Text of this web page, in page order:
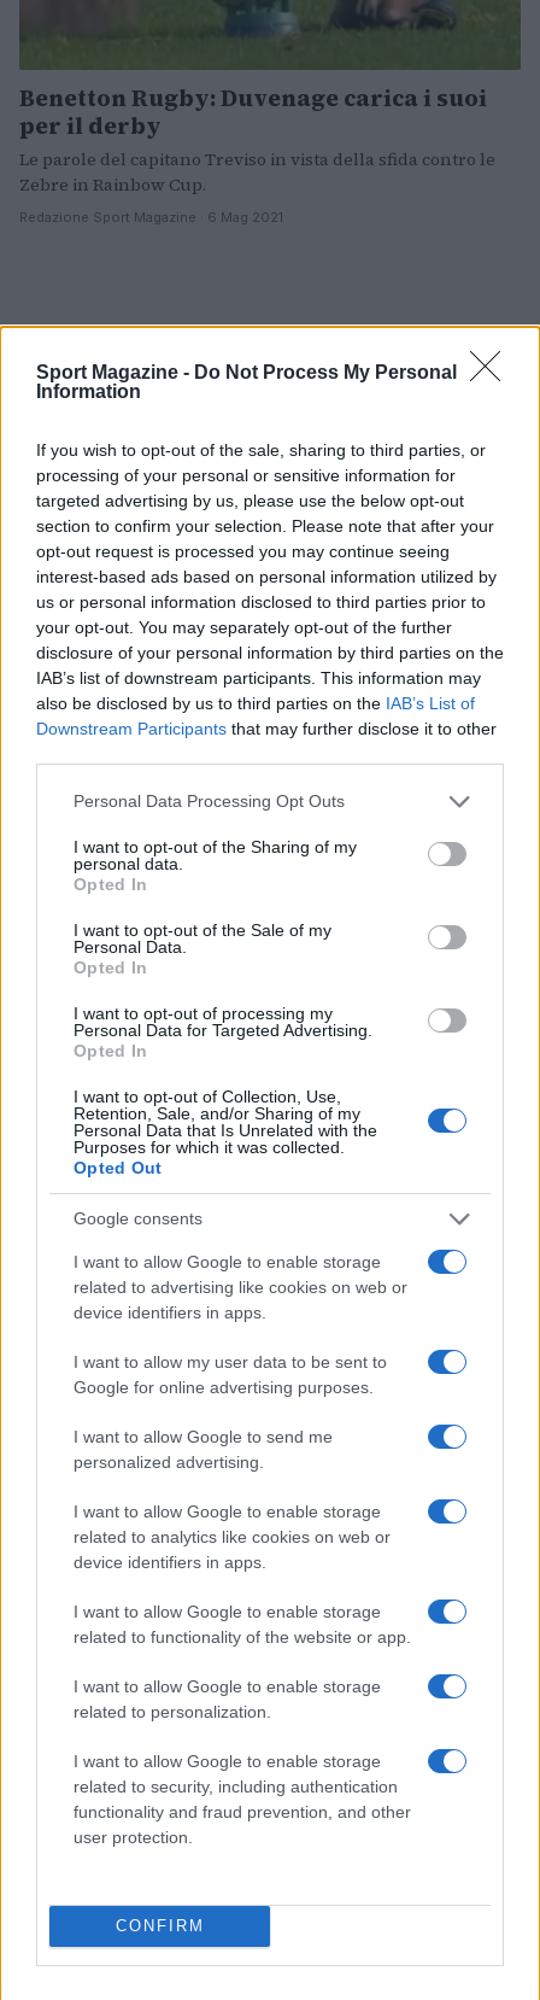
Sport Magazine - Do Not Process My Personal
Information
If you wish to opt-out of the sale, sharing to third parties, or
processing of your personal or sensitive information for
targeted advertising by us, please use the below opt-out
section to confirm your selection. Please note that after your
opt-out request is processed you may continue seeing
interest-based ads based on personal information utilized by
us or personal information disclosed to third parties prior to
your opt-out. You may separately opt-out of the further
disclosure of your personal information by third parties on the
IAB’s list of downstream participants. This information may
also be disclosed by us to third parties on the IAB’s List of
Downstream Participants that may further disclose it to other
Please note that this website/app uses one or more Google
not limited to your visit or usage behaviour. You may click to
grant or deny consent to Google and its third-party tags to
use your data for below specified purposes in below Google
consent section.
Personal Data Processing Opt Outs
I want to opt-out of the Sharing of my
personal data.
Opted In
I want to opt-out of the Sale of my
Personal Data.
Opted In
I want to opt-out of processing my
Personal Data for Targeted Advertising.
Opted In
I want to opt-out of Collection, Use,
Retention, Sale, and/or Sharing of my
Personal Data that Is Unrelated with the
Purposes for which it was collected.
Opted Out
Google consents
I want to allow Google to enable storage
related to advertising like cookies on web or
device identifiers in apps.
I want to allow my user data to be sent to
Google for online advertising purposes.
I want to allow Google to send me
personalized advertising.
I want to allow Google to enable storage
related to analytics like cookies on web or
device identifiers in apps.
I want to allow Google to enable storage
related to functionality of the website or app.
I want to allow Google to enable storage
related to personalization.
I want to allow Google to enable storage
related to security, including authentication
functionality and fraud prevention, and other
user protection.
CONFIRM
Benetton Rugby: Duvenage carica i suoi
per il derby
Le parole del capitano Treviso in vista della sfida contro le
Zebre in Rainbow Cup.
Redazione Sport Magazine · 6 Mag 2021
ALTRI SPORT
Rainbow Cup
Treviso sarà impegnata nella gara d’esordio contro i Glasgow
Redazione Sport Magazine · 13 Apr 2021
ALTRI SPORT
Il Benetton Rugby ingaggia il sudafricano
Andries Coetzee
Rinforzo di alta qualità per la squadra di Treviso.
Redazione Sport Magazine · 10 Mar 2021
Eli Snyman
Il seconda linea sudafricano a fine stagione saluterà Treviso